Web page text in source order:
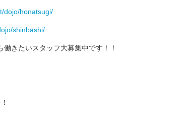
dojo/honatsugi/
shinbashi/
きたいスタッフ大募集中です！！